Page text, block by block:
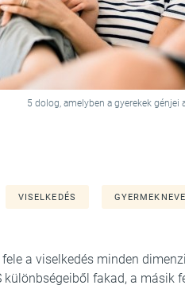
5 dolog, amelyben a gyerekek génjei
VISELKEDÉS
a viselkedés minden
különbségeiből fakad, a másik